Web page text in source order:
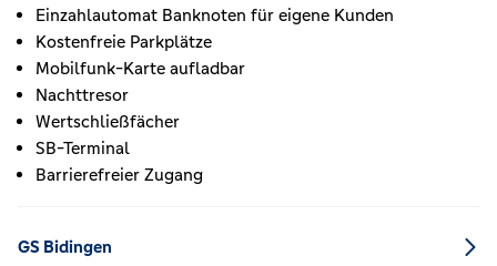
Einzahlautomat Banknoten für eigene Kunden
Kostenfreie Parkplätze
Mobilfunk-Karte aufladbar
Nachttresor
Wertschließfächer
SB-Terminal
Barrierefreier Zugang
GS Bidingen